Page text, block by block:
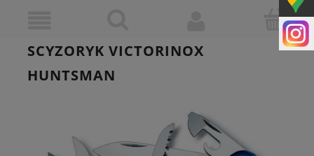
SCYZORYK VICTORINOX
HUNTSMAN